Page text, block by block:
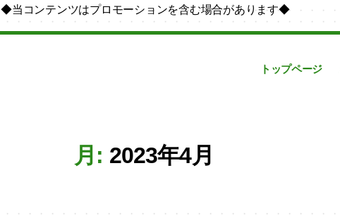
◆当コンテンツはプロモーションを含む場合があります◆
トップページ
月: 2023年4月